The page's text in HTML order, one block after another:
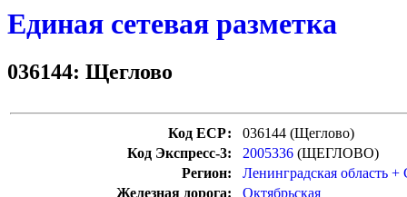
Единая сетевая разметка
036144: Щеглово
Код ЕСР:
036144 (Щеглово)
Код Экспресс-3:
2005336 (ЩЕГЛОВО)
Регион:
Ленинградская область +
Железная дорога:
Октябрьская